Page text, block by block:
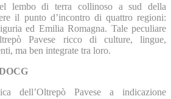
lembo di terra collinoso a sud della
il punto d’incontro di quattro regioni:
ed Emilia Romagna. Tale peculiare
Pavese ricco di culture, lingue,
ma ben integrate tra loro.
dell’Oltrepò Pavese a indicazione